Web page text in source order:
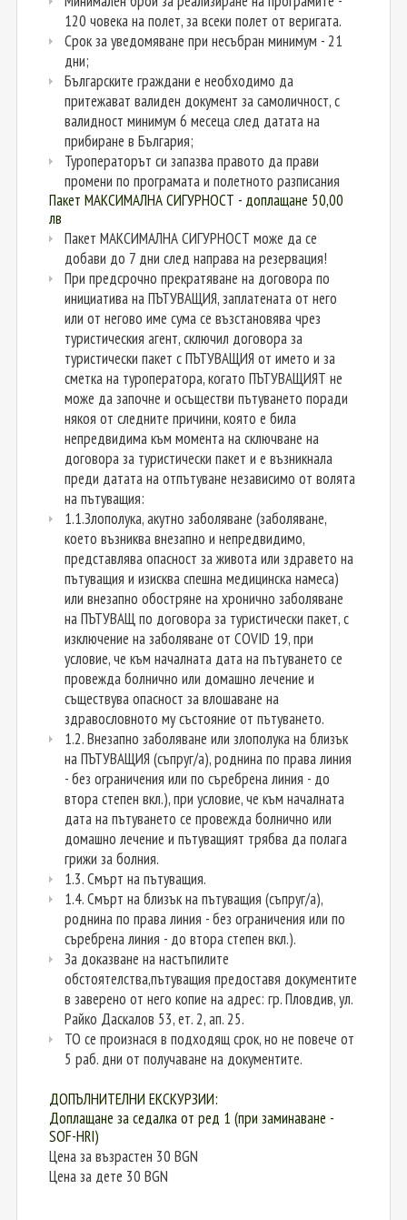
120 човека на полет, за всеки полет от веригата.
Срок за уведомяване при несъбран минимум - 21
дни;
Българските граждани е необходимо да
притежават валиден документ за самоличност, с
валидност минимум 6 месеца след датата на
прибиране в България;
Туроператорът си запазва правото да прави
промени по програмата и полетното разписания
Пакет МАКСИМАЛНА СИГУРНОСТ - доплащане 50,00
лв
Пакет МАКСИМАЛНА СИГУРНОСТ може да се
добави до 7 дни след направа на резервация!
При предсрочно прекратяване на договора по
инициатива на ПЪТУВАЩИЯ, заплатената от него
или от негово име сума се възстановява чрез
туристическия агент, сключил договора за
туристически пакет с ПЪТУВАЩИЯ от името и за
сметка на туроператора, когато ПЪТУВАЩИЯТ не
може да започне и осъществи пътуването поради
някоя от следните причини, която е била
непредвидима към момента на сключване на
договора за туристически пакет и е възникнала
преди датата на отпътуване независимо от волята
на пътуващия:
1.1.Злополука, акутно заболяване (заболяване,
което възниква внезапно и непредвидимо,
представлява опасност за живота или здравето на
пътуващия и изисква спешна медицинска намеса)
или внезапно обостряне на хронично заболяване
на ПЪТУВАЩ по договора за туристически пакет, с
изключение на заболяване от COVID 19, при
условие, че към началната дата на пътуването се
провежда болнично или домашно лечение и
съществува опасност за влошаване на
здравословното му състояние от пътуването.
1.2. Внезапно заболяване или злополука на близък
на ПЪТУВАЩИЯ (съпруг/а), роднина по права линия
- без ограничения или по съребрена линия - до
втора степен вкл.), при условие, че към началната
дата на пътуването се провежда болнично или
домашно лечение и пътуващият трябва да полага
грижи за болния.
1.3. Смърт на пътуващия.
1.4. Смърт на близък на пътуващия (съпруг/а),
роднина по права линия - без ограничения или по
съребрена линия - до втора степен вкл.).
За доказване на настъпилите
обстоятелства,пътуващия предоставя документите
в заверено от него копие на адрес: гр. Пловдив, ул.
Райко Даскалов 53, ет. 2, ап. 25.
ТО се произнася в подходящ срок, но не повече от
5 раб. дни от получаване на документите.
ДОПЪЛНИТЕЛНИ ЕКСКУРЗИИ:
Доплащане за седалка от ред 1 (при заминаване -
SOF-HRI)
Цена за възрастен 30 BGN
Цена за дете 30 BGN